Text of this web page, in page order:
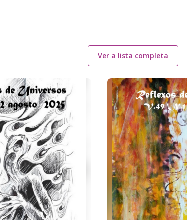
Ver a lista completa